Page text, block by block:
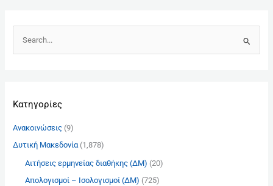
ή
σ
Kατηγορίες
Ανακοινώσεις(9)
Δυτική Μακεδονία(1,878)
Αιτήσεις ερμηνείας διαθήκης (ΔΜ) (20)
Απολογισμοί – Ισολογισμοί (ΔΜ) (725)